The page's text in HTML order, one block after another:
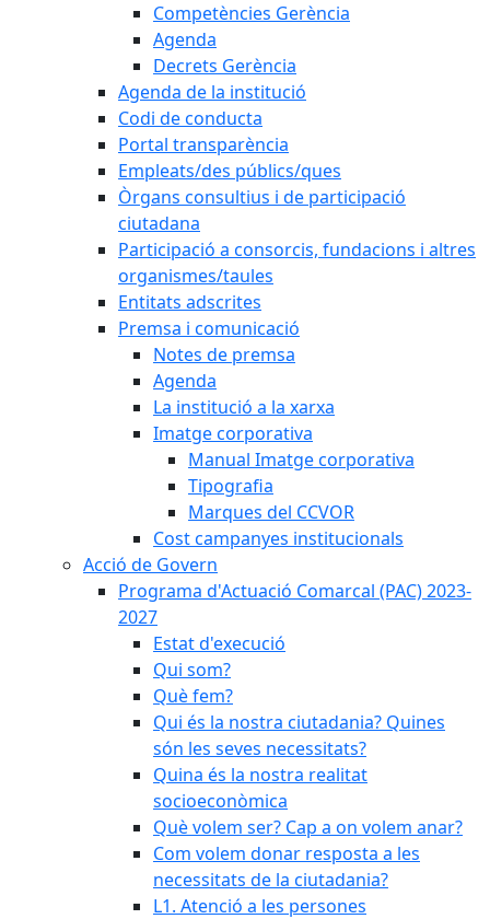
Competències Gerència
Agenda
Decrets Gerència
Agenda de la institució
Codi de conducta
Portal transparència
Empleats/des públics/ques
Òrgans consultius i de participació
ciutadana
Participació a consorcis, fundacions i altres
organismes/taules
Entitats adscrites
Premsa i comunicació
Notes de premsa
Agenda
La institució a la xarxa
Imatge corporativa
Manual Imatge corporativa
Tipografia
Marques del CCVOR
Cost campanyes institucionals
Acció de Govern
Programa d'Actuació Comarcal (PAC) 2023-
2027
Estat d'execució
Qui som?
Què fem?
Qui és la nostra ciutadania? Quines
són les seves necessitats?
Quina és la nostra realitat
socioeconòmica
Què volem ser? Cap a on volem anar?
Com volem donar resposta a les
necessitats de la ciutadania?
L1. Atenció a les persones